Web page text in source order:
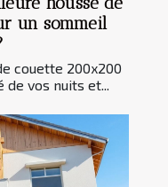
un sommeil
couette 200x200
vos nuits et...